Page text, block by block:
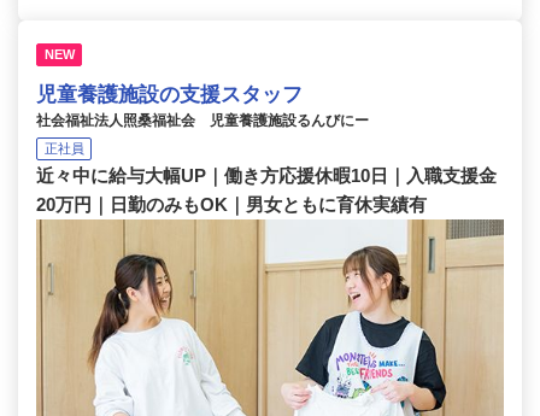
NEW
児童養護施設の支援スタッフ
社会福祉法人照桑福祉会 児童養護施設るんびにー
正社員
近々中に給与大幅UP｜働き方応援休暇10日｜入職支援金
20万円｜日勤のみもOK｜男女ともに育休実績有